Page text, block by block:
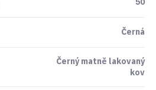
Černá
Černý matně lakovaný
kov